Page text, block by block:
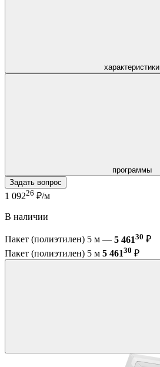
характеристики
программы
Задать вопрос
1 09226 ₽/м
В наличии
Пакет (полиэтилен) 5 м — 5 46130 ₽
Пакет (полиэтилен) 5 м 5 46130 ₽